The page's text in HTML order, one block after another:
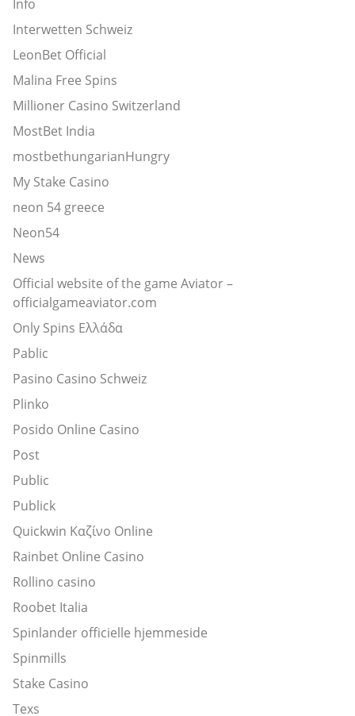
Info
Interwetten Schweiz
LeonBet Official
Malina Free Spins
Millioner Casino Switzerland
MostBet India
mostbethungarianHungry
My Stake Casino
neon 54 greece
Neon54
News
Official website of the game Aviator –
officialgameaviator.com
Only Spins Ελλάδα
Pablic
Pasino Casino Schweiz
Plinko
Posido Online Casino
Post
Public
Publick
Quickwin Καζίνο Online
Rainbet Online Casino
Rollino casino
Roobet Italia
Spinlander officielle hjemmeside
Spinmills
Stake Casino
Texs